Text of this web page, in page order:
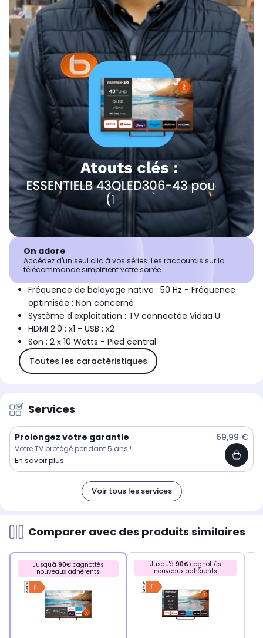
On adore
Accédez d'un seul clic à vos séries. Les raccourcis sur la
télécommande simplifient votre soirée.
Fréquence de balayage native : 50 Hz - Fréquence
optimisée : Non concerné
Système d'exploitation : TV connectée Vidaa U
HDMI 2.0 : x1 - USB : x2
Son : 2 x 10 Watts - Pied central
Toutes les caractéristiques
Services
Prolongez votre garantie 69,99 €
Votre TV protégé pendant 5 ans !
En savoir plus
Voir tous les services
Comparer avec des produits similaires
Jusqu'à 90€cagnottés
nouveaux adhérents
Jusqu'à 90€cagnottés
nouveaux adhérents